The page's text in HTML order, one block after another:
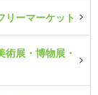
リーマーケット
術展・博物展・